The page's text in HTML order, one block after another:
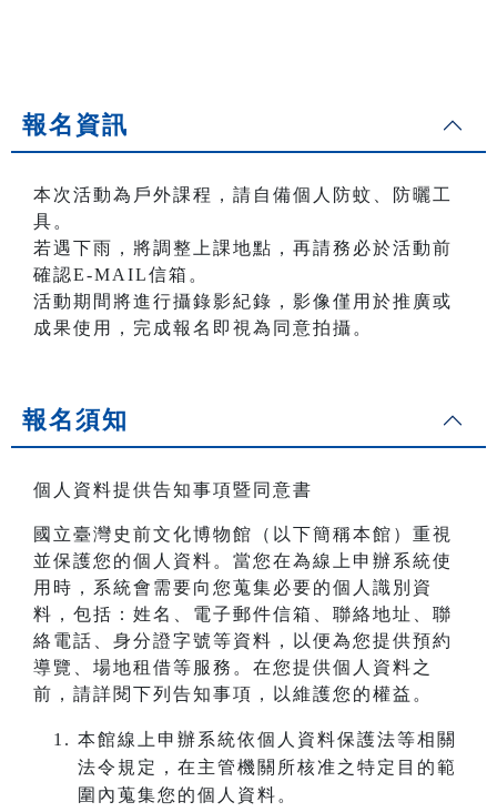
報名資訊
本次活動為戶外課程，請自備個人防蚊、防曬工
具。
若遇下雨，將調整上課地點，再請務必於活動前
確認E-MAIL信箱。
活動期間將進行攝錄影紀錄，影像僅用於推廣或
成果使用，完成報名即視為同意拍攝。
報名須知
個人資料提供告知事項暨同意書
國立臺灣史前文化博物館（以下簡稱本館）重視
並保護您的個人資料。當您在為線上申辦系統使
用時，系統會需要向您蒐集必要的個人識別資
料，包括：姓名、電子郵件信箱、聯絡地址、聯
絡電話、身分證字號等資料，以便為您提供預約
導覽、場地租借等服務。在您提供個人資料之
前，請詳閱下列告知事項，以維護您的權益。
本館線上申辦系統依個人資料保護法等相關
法令規定，在主管機關所核准之特定目的範
圍內蒐集您的個人資料。